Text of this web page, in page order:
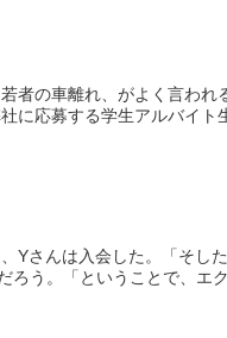
者の車離れ、がよく言わ
に応募する学生アルバイト
Yさんは入会した。「そ
ろう。「ということで、エ